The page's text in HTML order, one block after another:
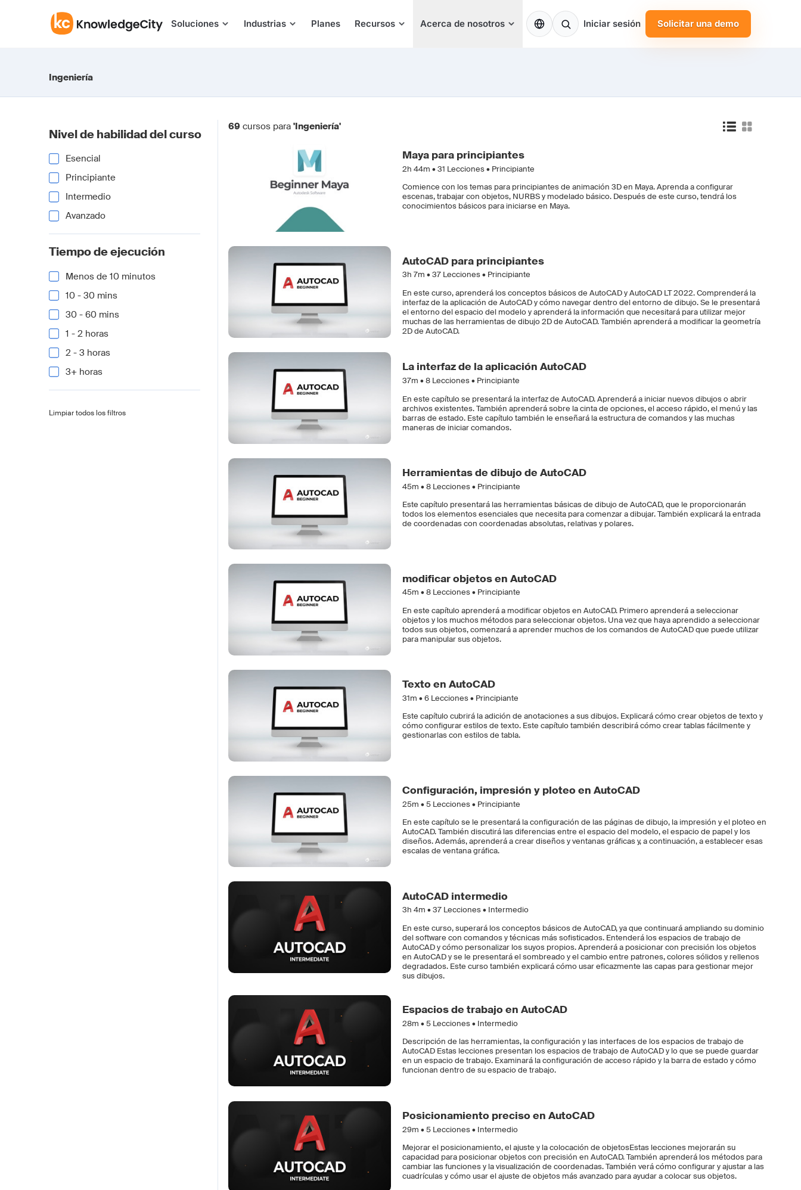
Soluciones Industrias Planes Recursos Acerca de nosotros ES Iniciar sesión Solicitar una demo
Ingeniería
Nivel de habilidad del curso
Esencial
Principiante
Intermedio
Avanzado
Tiempo de ejecución
Menos de 10 minutos
10 - 30 mins
30 - 60 mins
1 - 2 horas
2 - 3 horas
3+ horas
Limpiar todos los filtros
69 cursos para'Ingeniería'
Maya para principiantes
2h 44m •31 Lecciones • Principiante
Comience con los temas para principiantes de animación 3D en Maya. Aprenda a configurar
escenas, trabajar con objetos, NURBS y modelado básico. Después de este curso, tendrá los
conocimientos básicos para iniciarse en Maya.
AutoCAD para principiantes
3h 7m •37Lecciones • Principiante
En este curso, aprenderá los conceptos básicos de AutoCAD y AutoCAD LT 2022. Comprenderá la
interfaz de la aplicación de AutoCAD y cómo navegar dentro del entorno de dibujo. Se le presentará
el entorno del espacio del modelo y aprenderá la información que necesitará para utilizar mejor
muchas de las herramientas de dibujo 2D de AutoCAD. También aprenderá a modificar la geometría
2D de AutoCAD.
La interfaz de la aplicación AutoCAD
37m •8Lecciones • Principiante
En este capítulo se presentará la interfaz de AutoCAD. Aprenderá a iniciar nuevos dibujos o abrir
archivos existentes. También aprenderá sobre la cinta de opciones, el acceso rápido, el menú y las
barras de estado. Este capítulo también le enseñará la estructura de comandos y las muchas
maneras de iniciar comandos.
Herramientas de dibujo de AutoCAD
45m •8Lecciones • Principiante
Este capítulo presentará las herramientas básicas de dibujo de AutoCAD, que le proporcionarán
todos los elementos esenciales que necesita para comenzar a dibujar. También explicará la entrada
de coordenadas con coordenadas absolutas, relativas y polares.
modificar objetos en AutoCAD
45m •8Lecciones • Principiante
En este capítulo aprenderá a modificar objetos en AutoCAD. Primero aprenderá a seleccionar
objetos y los muchos métodos para seleccionar objetos. Una vez que haya aprendido a seleccionar
todos sus objetos, comenzará a aprender muchos de los comandos de AutoCAD que puede utilizar
para manipular sus objetos.
Texto en AutoCAD
31m •6Lecciones • Principiante
Este capítulo cubrirá la adición de anotaciones a sus dibujos. Explicará cómo crear objetos de texto y
cómo configurar estilos de texto. Este capítulo también describirá cómo crear tablas fácilmente y
gestionarlas con estilos de tabla.
Configuración, impresión y ploteo en AutoCAD
25m •5Lecciones • Principiante
En este capítulo se le presentará la configuración de las páginas de dibujo, la impresión y el ploteo en
AutoCAD. También discutirá las diferencias entre el espacio del modelo, el espacio de papel y los
diseños. Además, aprenderá a crear diseños y ventanas gráficas y, a continuación, a establecer esas
escalas de ventana gráfica.
AutoCAD intermedio
3h 4m •37Lecciones • Intermedio
En este curso, superará los conceptos básicos de AutoCAD, ya que continuará ampliando su dominio
del software con comandos y técnicas más sofisticados. Entenderá los espacios de trabajo de
AutoCAD y cómo personalizar los suyos propios. Aprenderá a posicionar con precisión los objetos
en AutoCAD y se le presentará el sombreado y el cambio entre patrones, colores sólidos y rellenos
degradados. Este curso también explicará cómo usar eficazmente las capas para gestionar mejor
sus dibujos.
Espacios de trabajo en AutoCAD
28m •5Lecciones • Intermedio
Descripción de las herramientas, la configuración y las interfaces de los espacios de trabajo de
AutoCAD Estas lecciones presentan los espacios de trabajo de AutoCAD y lo que se puede guardar
en un espacio de trabajo. Examinará la configuración de acceso rápido y la barra de estado y cómo
funcionan dentro de su espacio de trabajo.
Posicionamiento preciso en AutoCAD
29m •5Lecciones • Intermedio
Mejorar el posicionamiento, el ajuste y la colocación de objetosEstas lecciones mejorarán su
capacidad para posicionar objetos con precisión en AutoCAD. También aprenderá los métodos para
cambiar las funciones y la visualización de coordenadas. También verá cómo configurar y ajustar a las
cuadrículas y cómo usar el ajuste de objetos más avanzado para ayudar a colocar sus objetos.